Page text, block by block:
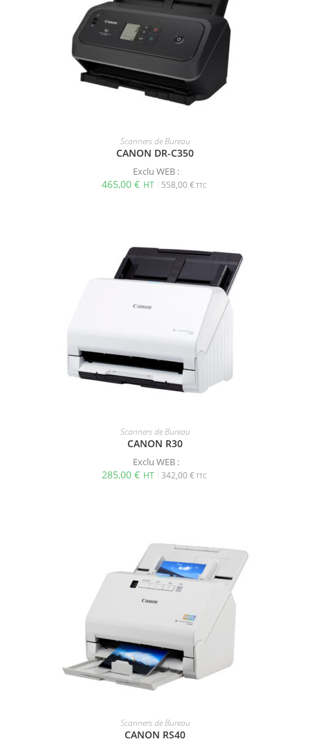
Scanners de Bureau
CANON DR-C350
Exclu WEB :
465,00 € 558,00 €
Scanners de Bureau
CANON R30
Exclu WEB :
285,00 € 342,00 €
Scanners de Bureau
CANON RS40